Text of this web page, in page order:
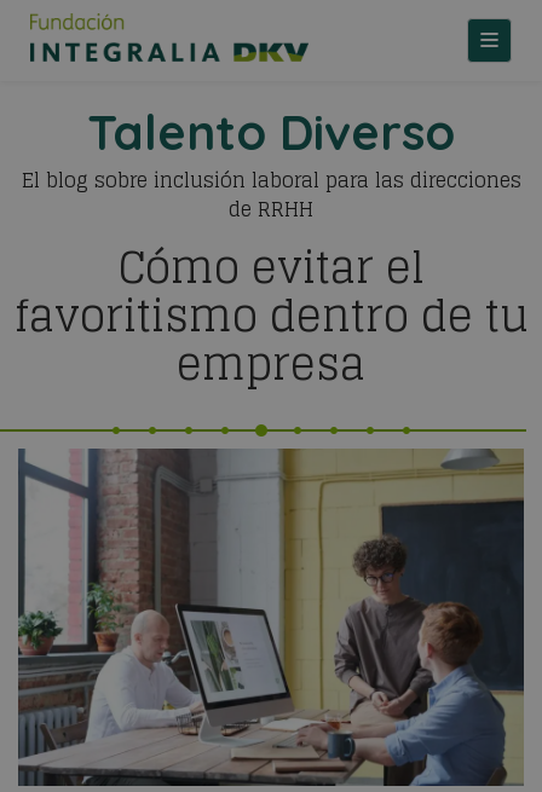
Talento Diverso
El blog sobre inclusión laboral para las direcciones
de RRHH
Cómo evitar el
favoritismo dentro de tu
empresa